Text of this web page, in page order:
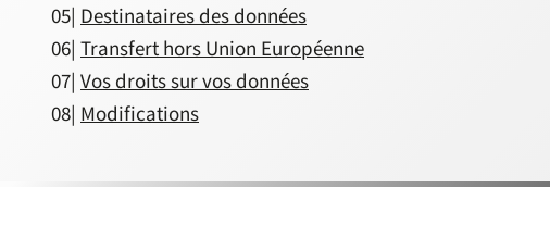
05| Destinataires des données
06| Transfert hors Union Européenne
07| Vos droits sur vos données
08| Modifications